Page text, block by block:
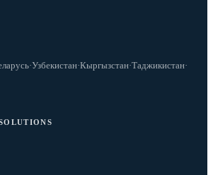
·Узбекистан·Кыргызстан·Таджикистан·